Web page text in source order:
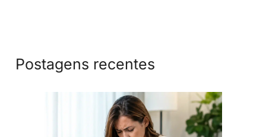
Postagens recentes